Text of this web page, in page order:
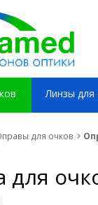
Линзы для
для очков
для